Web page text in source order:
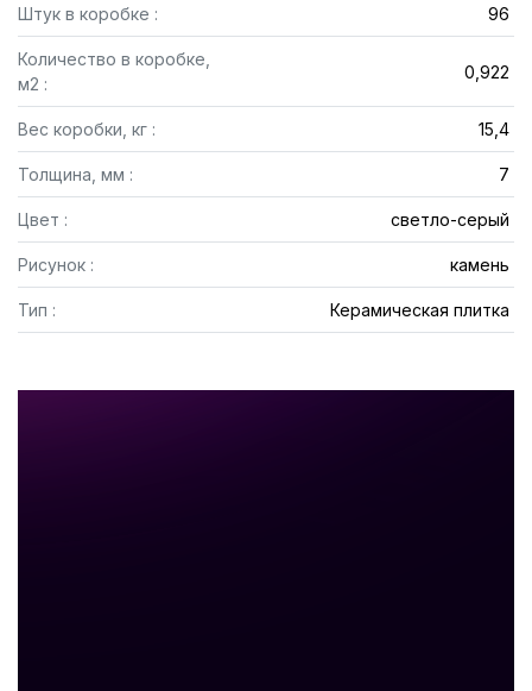
Штук в коробке : 96
Количество в коробке,
м2 :
0,922
Вес коробки, кг : 15,4
Толщина, мм : 7
Цвет : светло-серый
Рисунок : камень
Тип : Керамическая плитка